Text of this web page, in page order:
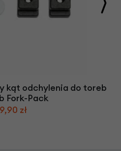
kąt odchylenia do toreb
Fork-Pack
zł